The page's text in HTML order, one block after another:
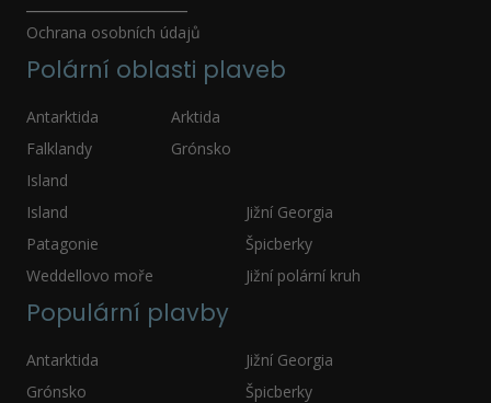
Ochrana osobních údajů
Polární oblasti plaveb
Antarktida
Arktida
Falklandy
Grónsko
Island
Island
Jižní Georgia
Patagonie
Špicberky
Weddellovo moře
Jižní polární kruh
Populární plavby
Antarktida
Jižní Georgia
Grónsko
Špicberky